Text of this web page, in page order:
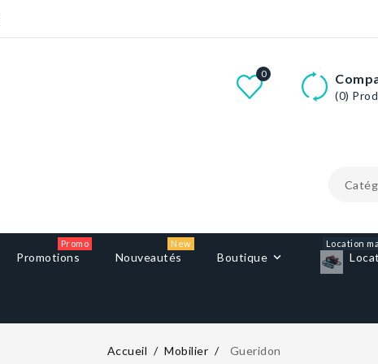
(0)
0
Promotions
Promo
Nouveautés
New
Boutique
Location
Accueil Mobilier Gueridon